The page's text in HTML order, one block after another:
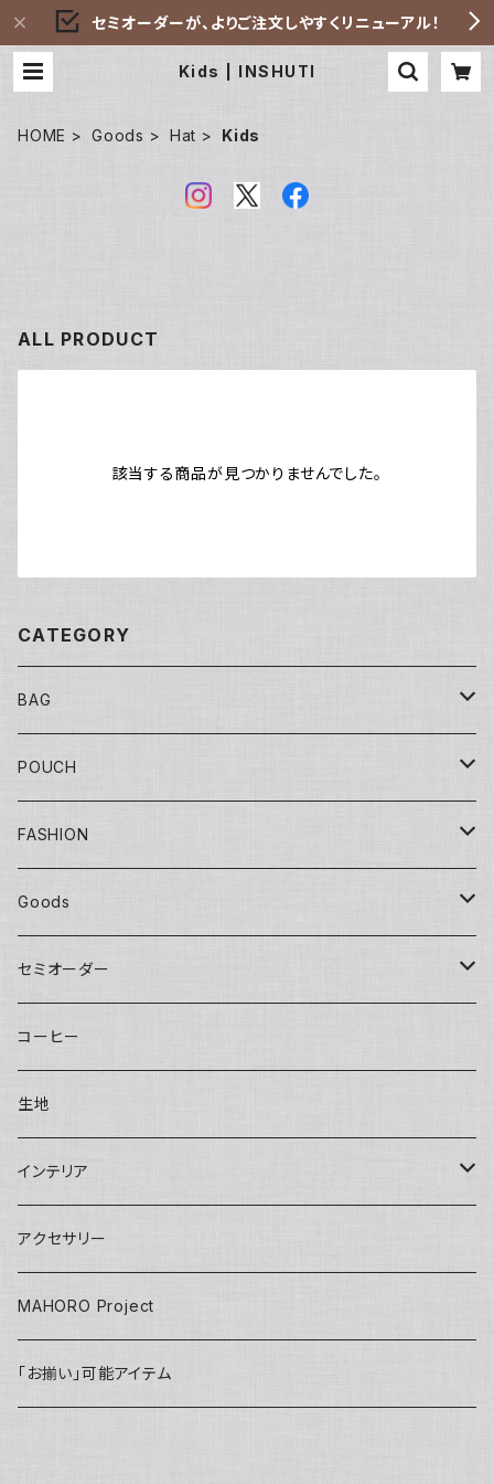
セミオーダーが、よりご注文しやすくリニューアル！
Kids | INSHUTI
HOME Goods Hat Kids
ALL PRODUCT
該当する商品が見つかりませんでした。
CATEGORY
BAG
Tote
Yuko bag
Huge bag
Janet tote
Sisal
Sisal round
Sisal pochette
Banana
Other
Eco bag
Conference bag
POUCH
Flat
Embroidery（刺繍）
LOVE
マチ付き
Big pouch
Small pouch
FASHION
Adult
One piece
Overalls
Kids
Skirt
One piece
Goods
Hat
Adult
Kids
カチューシャ／Headband
Tie
Apron
Adult
Kids
Doll
Key ring
IDホルダー
セミオーダー
Bag
Fashion
skirt
pants
コーヒー
生地
インテリア
壁掛け
アクセサリー
MAHORO Project
「お揃い」可能アイテム